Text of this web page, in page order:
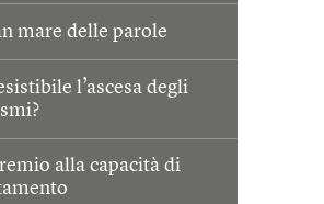
mare delle parole
l’ascesa degli
alla capacità di